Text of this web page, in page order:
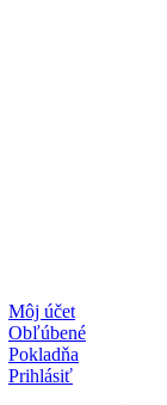
Môj účet
Obľúbené
Pokladňa
Prihlásiť